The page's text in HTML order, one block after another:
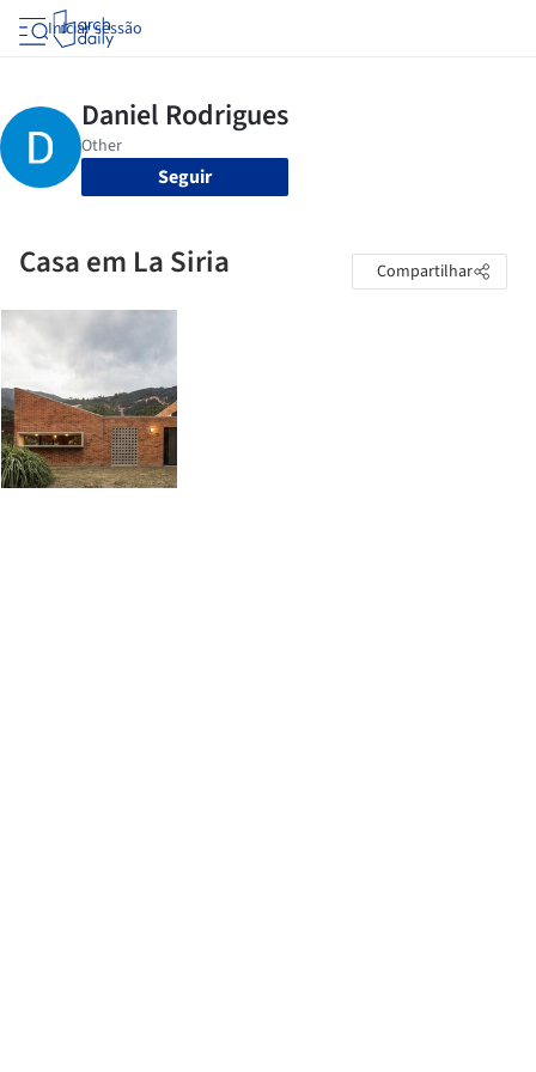
Iniciar sessão
Seguir
Casa em La Siria Compartilhar